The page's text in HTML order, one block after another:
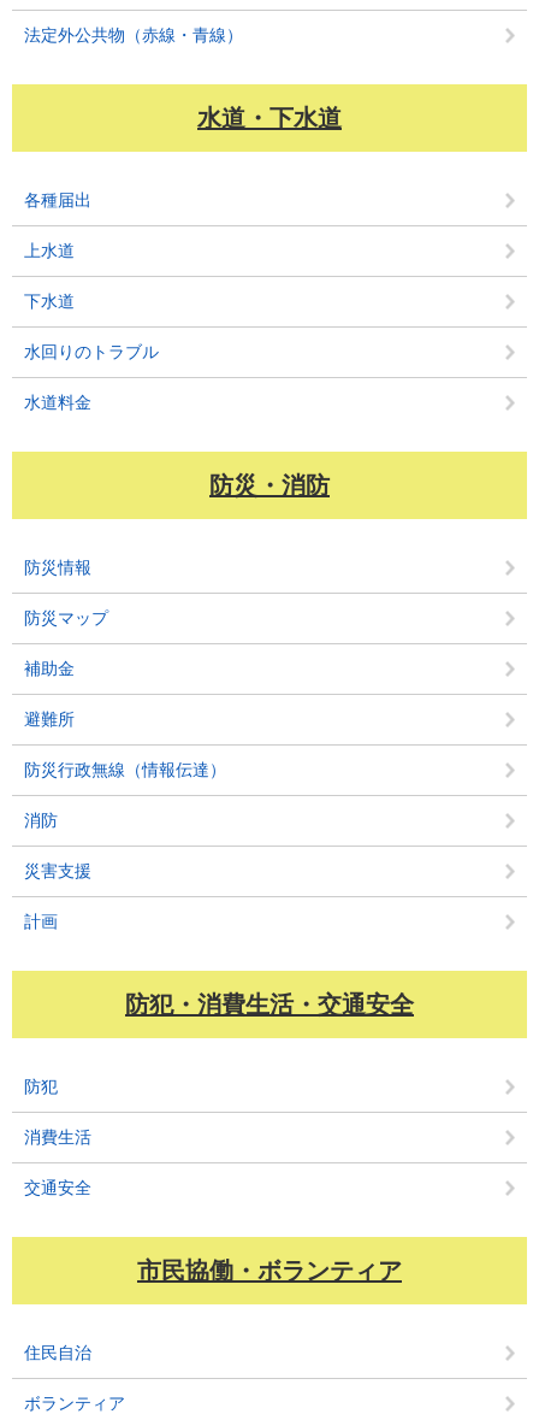
法定外公共物（赤線・青線）
水道・下水道
各種届出
上水道
下水道
水回りのトラブル
水道料金
防災・消防
防災情報
防災マップ
補助金
避難所
防災行政無線（情報伝達）
消防
災害支援
計画
防犯・消費生活・交通安全
防犯
消費生活
交通安全
市民協働・ボランティア
住民自治
ボランティア